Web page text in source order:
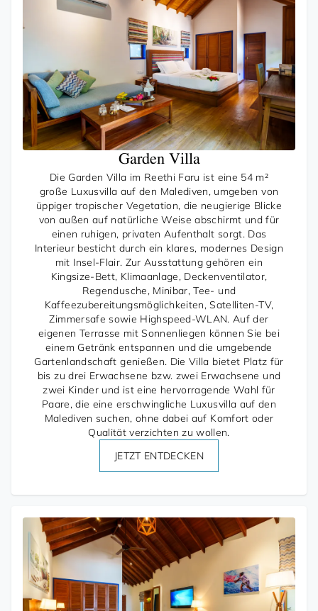
Garden Villa
Die Garden Villa im Reethi Faru ist eine 54 m²
große Luxusvilla auf den Malediven, umgeben von
üppiger tropischer Vegetation, die neugierige Blicke
von außen auf natürliche Weise abschirmt und für
einen ruhigen, privaten Aufenthalt sorgt. Das
Interieur besticht durch ein klares, modernes Design
mit Insel-Flair. Zur Ausstattung gehören ein
Kingsize-Bett, Klimaanlage, Deckenventilator,
Regendusche, Minibar, Tee- und
Kaffeezubereitungsmöglichkeiten, Satelliten-TV,
Zimmersafe sowie Highspeed-WLAN. Auf der
eigenen Terrasse mit Sonnenliegen können Sie bei
einem Getränk entspannen und die umgebende
Gartenlandschaft genießen. Die Villa bietet Platz für
bis zu drei Erwachsene bzw. zwei Erwachsene und
zwei Kinder und ist eine hervorragende Wahl für
Paare, die eine erschwingliche Luxusvilla auf den
Malediven suchen, ohne dabei auf Komfort oder
Qualität verzichten zu wollen.
JETZT ENTDECKEN